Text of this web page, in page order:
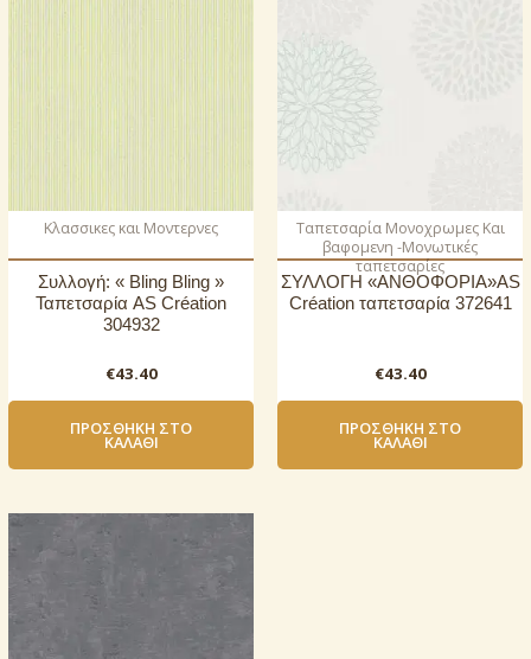
Κλασσικες και Μοντερνες
Συλλογή: « Bling Bling »
Ταπετσαρία AS Création
304932
€43.40
ΠΡΟΣΘΉΚΗ ΣΤΟ
ΚΑΛΆΘΙ
Ταπετσαρία Μονοχρωμες Και
βαφομενη -Μονωτικές
ταπετσαρίες
ΣΥΛΛΟΓΗ «ΑΝΘΟΦΟΡΙΑ»AS
Création ταπετσαρία 372641
€43.40
ΠΡΟΣΘΉΚΗ ΣΤΟ
ΚΑΛΆΘΙ